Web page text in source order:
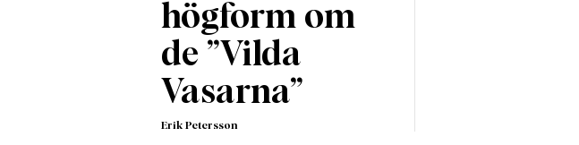
högform om
de ”Vilda
Vasarna”
Erik Petersson